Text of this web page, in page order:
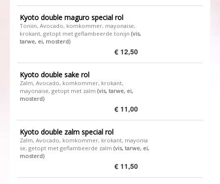
Kyoto double maguro special rol
Toniin, Avocado, komkommer, mayonaise,
krokant, getopt met geflambeerde tonijn ​(vis,
tarwe, ei, mosterd)
€ 12,50
Kyoto double sake rol
Zalm, Avocado, komkommer, krokant,
mayonaise, getopt met zalm ​ (vis, tarwe, ei,
mosterd)
€ 11,00
Kyoto double zalm special rol
Zalm, Avocado, komkommer, krokant, mayonia
se, getopt met geflambeerde zalm ​(vis, tarwe, ei,
mosterd)
€ 11,50